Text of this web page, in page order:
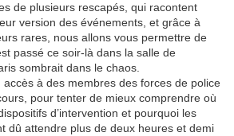
de plusieurs rescapés, qui racontent
version des événements, et grâce à
rares, nous allons vous permettre de
passé ce soir-là dans la salle de
sombrait dans le chaos.
accès à des membres des forces de police
pour tenter de mieux comprendre où
d’intervention et pourquoi les
dû attendre plus de deux heures et demi